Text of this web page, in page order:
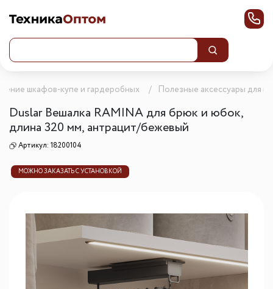
шкафов-купе и гардеробных Полезные аксессуары для
Duslar Вешалка RAMINA для брюк и юбок,
длина 320 мм, антрацит/бежевый
Артикул: 18200104
МОЖНО ЗАКАЗАТЬ С УСТАНОВКОЙ